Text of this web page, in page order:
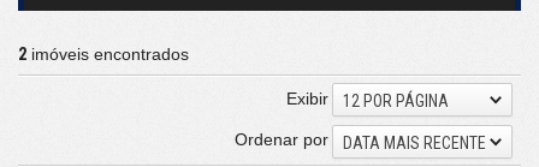
2 imóveis encontrados
Exibir
12 POR PÁGINA
Ordenar por
DATA MAIS RECENTE